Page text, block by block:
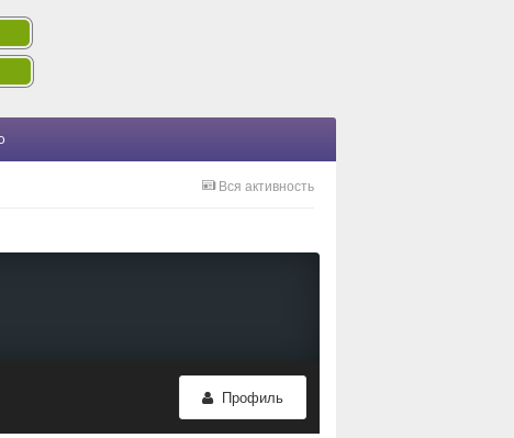
Вся активность
Профиль